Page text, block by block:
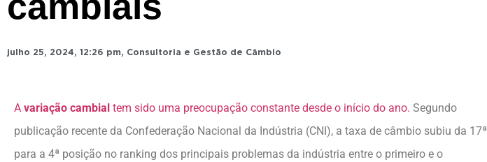
julho 25, 2024, 12:26 pm, Consultoria e Gestão de Câmbio
A variação cambial tem sido uma preocupação constante desde o início do ano. Segundo
publicação recente da Confederação Nacional da Indústria (CNI), a taxa de câmbio subiu da 17ª
para a 4ª posição no ranking dos principais problemas da indústria entre o primeiro e o